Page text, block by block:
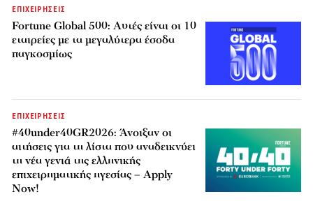
ΕΠΙΧΕΙΡΗΣΕΙΣ
Fortune Global 500: Αυτές είναι οι 10
εταιρείες με τα μεγαλύτερα έσοδα
παγκοσμίως
ΕΠΙΧΕΙΡΗΣΕΙΣ
#40under40GR2026: Άνοιξαν οι
αιτήσεις για τη λίστα που αναδεικνύει
τη νέα γενιά της ελληνικής
επιχειρηματικής ηγεσίας – Apply
Now!